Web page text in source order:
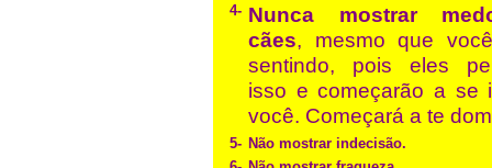
4- Nunca mostrar
cães, mesmo que
sentindo, pois eles
isso e começarão a se
você. Começará a te
5- Não mostrar indecisão.